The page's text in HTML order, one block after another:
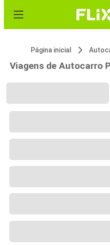
Página inicial
Viagens de Autocarro